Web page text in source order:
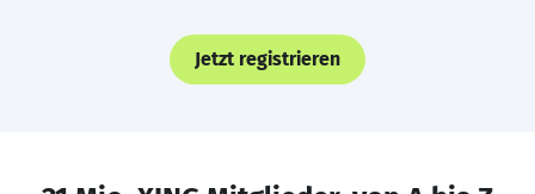
Jetzt registrieren